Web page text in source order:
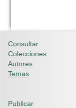
Consultar
Colecciones
Autores
Temas
Publicar